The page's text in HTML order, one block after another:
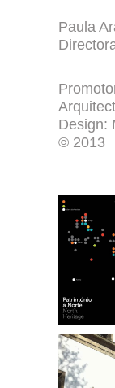
Paula
Design:
© 2013